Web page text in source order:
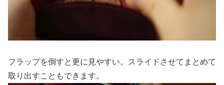
フラップを倒すと更に見やすい。スライドさせてまとめて
取り出すこともできます。